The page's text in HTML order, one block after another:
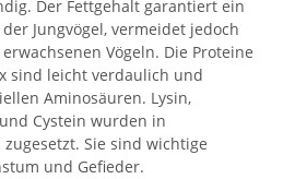
Der Fettgehalt garantiert ein
Jungvögel, vermeidet jedoch
Vögeln. Die Proteine
sind leicht verdaulich und
Aminosäuren. Lysin,
Cystein wurden in
Sie sind wichtige
und Gefieder.